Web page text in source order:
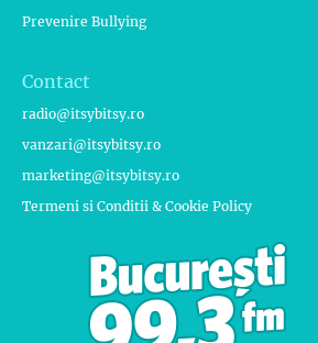
Prevenire Bullying
Contact
radio@itsybitsy.ro
vanzari@itsybitsy.ro
marketing@itsybitsy.ro
Termeni si Conditii & Cookie Policy